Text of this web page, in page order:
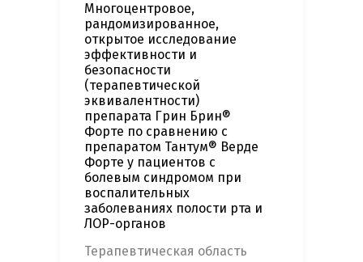
Многоцентровое,
рандомизированное,
открытое исследование
эффективности и
безопасности
(терапевтической
эквивалентности)
препарата Грин Брин®
Форте по сравнению с
препаратом Тантум® Верде
Форте у пациентов с
болевым синдромом при
воспалительных
заболеваниях полости рта и
ЛОР-органов
Терапевтическая область